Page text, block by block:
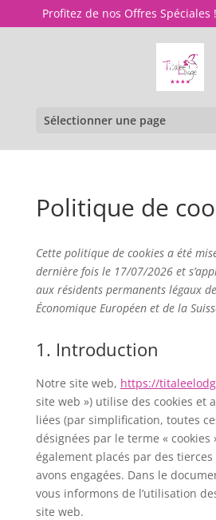
Profitez de nos Offres Spéciales !
Sélectionner une page
Politique de
Cette politique de cookies a été
dernière fois le 17/07/2026 et
aux résidents permanents légaux de
Économique Européen et de la
1. Introduction
Notre site web, https://
site web ») utilise des cookies et
liées (par simplification, toutes
désignées par le terme « cookies
également placés par des
avons engagées. Dans le
vous informons de l’utilisation
site web.